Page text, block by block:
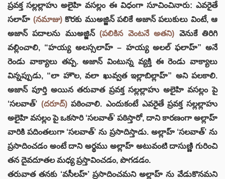
ప్రవక్త సల్లల్లాహు అలైహి వసల్లం ఈ విధంగా సూచించినారు: ఎవరైతే
సలాహ్ (నమాజు)కొరకు ముఅజ్జిన్ పలికే అజాన్ పలుకులు వింటే, ఆ
అజాన్ పదాలను ముఅజ్జిన్(పలికిన వెంటనే అతని) వెనుకే తిరిగి
వల్లించాలి, “హయ్య అలస్సలాహ్ – హయ్య అలల్ ఫలాహ్” అనే
రెండు వాక్యాలు తప్ప. అజాన్ వింటున్న వ్యక్తి ఈ రెండు వాక్యాలు
విన్నప్పుడు, “లా హౌల, వలా ఖువ్వత ఇల్లాబిల్లాహ్” అని పలకాలి.
అజాన్ పూర్తి అయిన తరువాత ప్రవక్త సల్లల్లాహు అలైహి వసల్లం పై
‘సలవాత్’ (దరూద్)పఠించాలి. ఎందుకంటే ఎవరైతే ప్రవక్త సల్లల్లాహు
అలైహి వసల్లం పై ఒకసారి ‘సలవాత్’ పఠిస్తారో, దాని కారణంగా అల్లాహ్
వారికి పదింతలుగా ‘సలవాత్’ ను ప్రసాదిస్తాడు. అల్లాహ్ ‘సలవాత్’ ను
ప్రసాదించడం అంటే దాని అర్థము అల్లాహ్ అటువంటి దాసుణ్ణి గురించి
తన దైవదూతల మధ్య ప్రస్తావించడం, పొగడడం.
తరువాత తనకు ‘వసీలహ్’ ప్రసాదించమని అల్లాహ్ ను వేడుకొనమని